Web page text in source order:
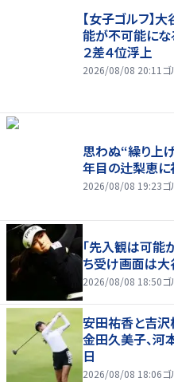
【女子ゴルフ】
能が不可能に
２差４位浮上
2026/08/08 20:11 ゴ
思わぬ“繰り上
年目の辻梨恵に
2026/08/08 19:23ゴ
「先入観は可能
ち受け画面は
2026/08/08 18:50ゴ
安田祐香と吉沢
金田久美子、
日
2026/08/08 18:06ゴ